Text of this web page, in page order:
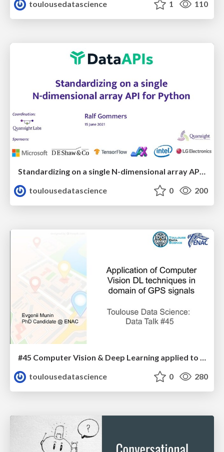
toulousedatascience 1 110
Standardizing on a single N-dimensional array API for Python
toulousedatascience
0 200
#45 Computer Vision & Deep Learning applied to GPS signals
toulousedatascience
0 280